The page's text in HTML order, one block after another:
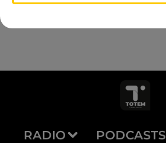
RADIO PODCASTS